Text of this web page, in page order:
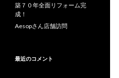
築７０年全面リフォーム完
成！
Aesopさん店舗訪問
最近のコメント